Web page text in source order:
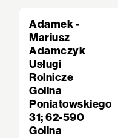
Adamek -
Mariusz
Adamczyk
Usługi
Rolnicze
Golina
Poniatowskiego
31; 62-590
Golina